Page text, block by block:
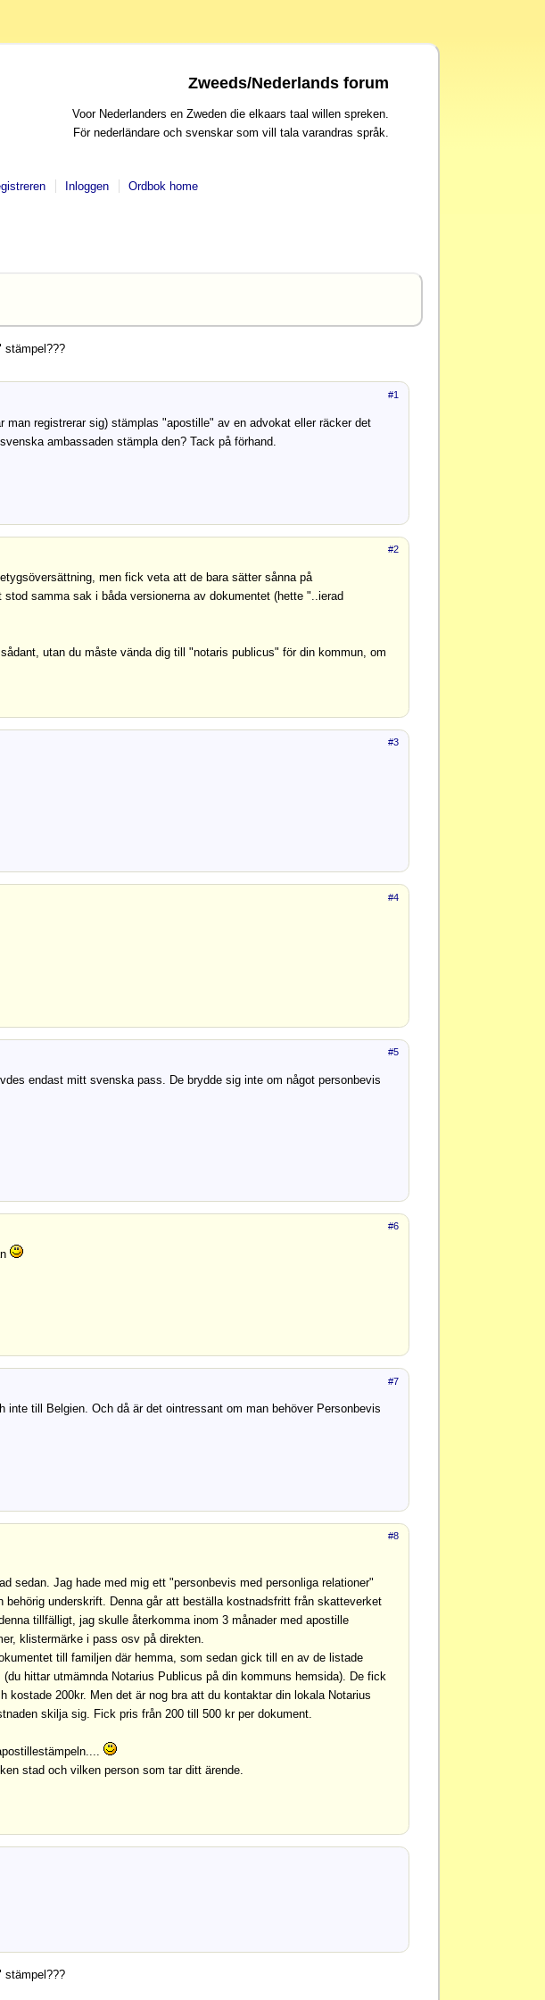
Zweeds/Nederlands forum
Voor Nederlanders en Zweden die elkaars taal willen spreken.
För nederländare och svenskar som vill tala varandras språk.
Inloggen Ordbok home
stämpel???
#1
registrerar sig) stämplas "apostille" av en advokat eller räcker det
ambassaden stämpla den? Tack på förhand.
#2
men fick veta att de bara sätter sånna på
samma sak i båda versionerna av dokumentet (hette "..ierad
utan du måste vända dig till "notaris publicus" för din kommun, om
#3
#4
#5
endast mitt svenska pass. De brydde sig inte om något personbevis
#6
#7
till Belgien. Och då är det ointressant om man behöver Personbevis
#8
sedan. Jag hade med mig ett "personbevis med personliga relationer"
underskrift. Denna går att beställa kostnadsfritt från skatteverket
tillfälligt, jag skulle återkomma inom 3 månader med apostille
klistermärke i pass osv på direkten.
till familjen där hemma, som sedan gick till en av de listade
hittar utmämnda Notarius Publicus på din kommuns hemsida). De fick
200kr. Men det är nog bra att du kontaktar din lokala Notarius
skilja sig. Fick pris från 200 till 500 kr per dokument.
stad och vilken person som tar ditt ärende.
stämpel???